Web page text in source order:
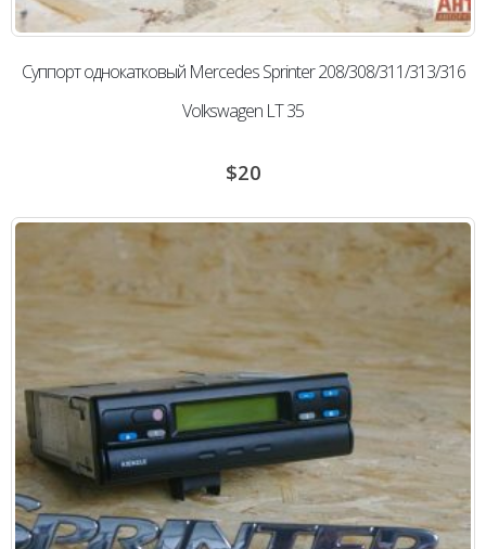
Суппорт однокатковый Mercedes Sprinter 208/308/311/313/316
Volkswagen LT 35
$20